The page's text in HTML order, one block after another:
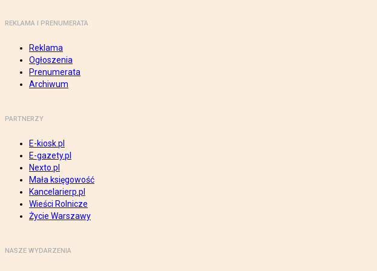
REKLAMA I PRENUMERATA
Reklama
Ogłoszenia
Prenumerata
Archiwum
PARTNERZY
E-kiosk.pl
E-gazety.pl
Nexto.pl
Mała księgowość
Kancelarierp.pl
Wieści Rolnicze
Życie Warszawy
NASZE WYDARZENIA